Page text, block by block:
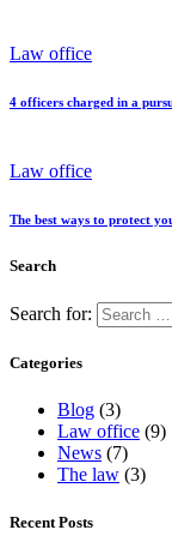
Law office
4 officers charged in a
Law office
The best ways to protect
Search
Search for:
Categories
Blog (3)
Law office (9)
News (7)
The law (3)
Recent Posts